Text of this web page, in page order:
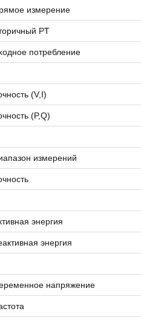
измерение
PT
потребление
(V,I)
(P,Q)
измерений
энергия
энергия
напряжение